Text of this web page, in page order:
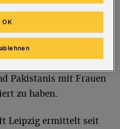
Hessen,
und Sachsen-
die mehrere 100
Drahtziehern wird
Pakistanis mit Frauen
zu haben.
Leipzig ermittelt seit
OK